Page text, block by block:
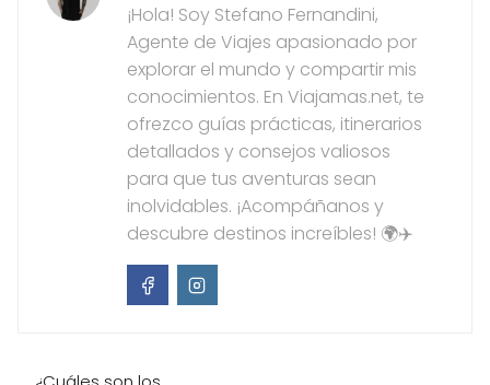
¡Hola! Soy Stefano Fernandini,
Agente de Viajes apasionado por
explorar el mundo y compartir mis
conocimientos. En Viajamas.net, te
ofrezco guías prácticas, itinerarios
detallados y consejos valiosos
para que tus aventuras sean
inolvidables. ¡Acompáñanos y
descubre destinos increíbles! 🌍✈️